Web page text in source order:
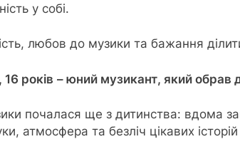
у собі.
любов до музики та бажання
років – юний музикант, який обрав
почалася ще з дитинства: вдома
атмосфера та безліч цікавих